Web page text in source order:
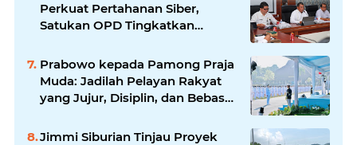
Perkuat Pertahanan Siber,
Satukan OPD Tingkatkan
Pemerintah
Prabowo kepada Pamong Praja
Muda: Jadilah Pelayan Rakyat
yang Jujur, Disiplin, dan Bebas
Jimmi Siburian Tinjau Proyek